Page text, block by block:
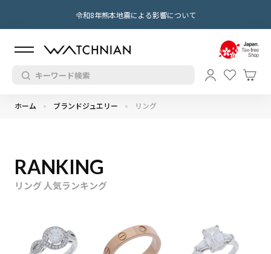
令和8年熊本地震による影響について
ホーム ブランドジュエリー リング
RANKING
リング 人気ランキング